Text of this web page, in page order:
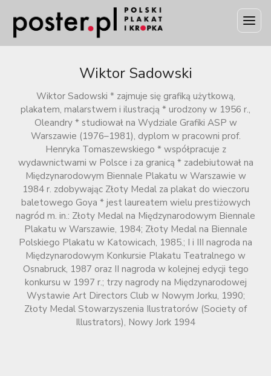
Wiktor Sadowski
Wiktor Sadowski * zajmuje się grafiką użytkową,
plakatem, malarstwem i ilustracją * urodzony w 1956 r.,
Oleandry * studiował na Wydziale Grafiki ASP w
Warszawie (1976–1981), dyplom w pracowni prof.
Henryka Tomaszewskiego * współpracuje z
wydawnictwami w Polsce i za granicą * zadebiutował na
Międzynarodowym Biennale Plakatu w Warszawie w
1984 r. zdobywając Złoty Medal za plakat do wieczoru
baletowego Goya * jest laureatem wielu prestiżowych
nagród m. in.: Złoty Medal na Międzynarodowym Biennale
Plakatu w Warszawie, 1984; Złoty Medal na Biennale
Polskiego Plakatu w Katowicach, 1985.; I i III nagroda na
Międzynarodowym Konkursie Plakatu Teatralnego w
Osnabruck, 1987 oraz II nagroda w kolejnej edycji tego
konkursu w 1997 r.; trzy nagrody na Międzynarodowej
Wystawie Art Directors Club w Nowym Jorku, 1990;
Złoty Medal Stowarzyszenia Ilustratorów (Society of
Illustrators), Nowy Jork 1994